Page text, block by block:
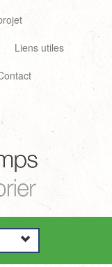
Liens utiles